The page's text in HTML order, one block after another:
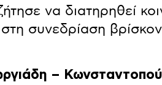
να διατηρηθεί
στη συνεδρίαση
–